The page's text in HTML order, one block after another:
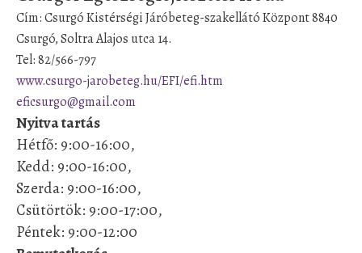
Cím: Csurgó Kistérségi Járóbeteg-szakellátó Központ 8840
Csurgó, Soltra Alajos utca 14.
Tel: 82/566-797
www.csurgo-jarobeteg.hu/EFI/efi.htm
eficsurgo@gmail.com
Nyitva tartás
Hétfő: 9:00-16:00,
Kedd: 9:00-16:00,
Szerda: 9:00-16:00,
Csütörtök: 9:00-17:00,
Péntek: 9:00-12:00